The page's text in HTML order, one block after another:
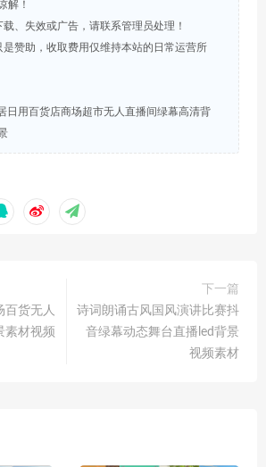
解！
、失效或广告，请联系管理员处理！
是赞助，收取费用仅维持本站的日常运营所
日用百货店商场超市无人直播间绿幕高清背
百货无人
素材视频
下一篇
诗词朗诵古风国风演讲比赛抖
音绿幕动态舞台直播led背景
视频素材